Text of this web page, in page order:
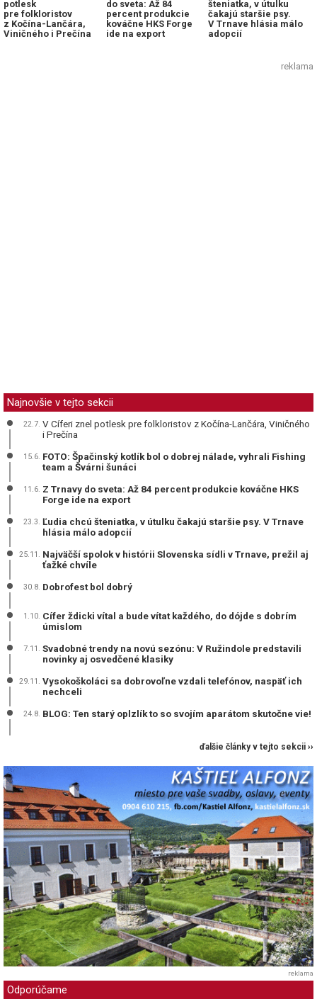
potlesk
pre folkloristov
z Kočína-Lančára,
Viničného i Prečína
do sveta: Až 84
percent produkcie
kováčne HKS Forge
ide na export
šteniatka, v útulku
čakajú staršie psy.
V Trnave hlásia málo
adopcií
reklama
Najnovšie v tejto sekcii
22.7. V Cíferi znel potlesk pre folkloristov z Kočína-Lančára, Viničného
i Prečína
15.6. FOTO: Špačinský kotlík bol o dobrej nálade, vyhrali Fishing
team a Švárni šunáci
11.6. Z Trnavy do sveta: Až 84 percent produkcie kováčne HKS
Forge ide na export
23.3. Ľudia chcú šteniatka, v útulku čakajú staršie psy. V Trnave
hlásia málo adopcií
25.11. Najväčší spolok v histórii Slovenska sídli v Trnave, prežil aj
ťažké chvíle
30.8. Dobrofest bol dobrý
1.10. Cífer ždicki vítal a bude vítat každého, do dójde s dobrím
úmislom
7.11. Svadobné trendy na novú sezónu: V Ružindole predstavili
novinky aj osvedčené klasiky
29.11. Vysokoškoláci sa dobrovoľne vzdali telefónov, naspäť ich
nechceli
24.8. BLOG: Ten starý oplzlík to so svojím aparátom skutočne vie!
ďalšie články v tejto sekcii ››
reklama
Odporúčame